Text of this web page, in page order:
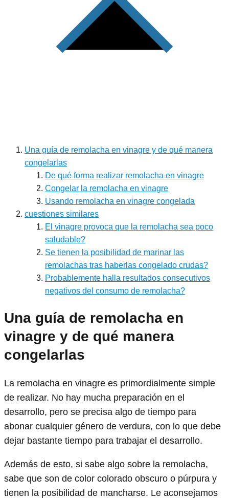
Una guía de remolacha en vinagre y de qué manera
congelarlas
De qué forma realizar remolacha en vinagre
Congelar la remolacha en vinagre
Usando remolacha en vinagre congelada
cuestiones similares
El vinagre provoca que la remolacha sea poco
saludable?
Se tienen la posibilidad de marinar las
remolachas tras haberlas congelado crudas?
Probablemente halla resultados consecutivos
negativos del consumo de remolacha?
Una guía de remolacha en
vinagre y de qué manera
congelarlas
La remolacha en vinagre es primordialmente simple
de realizar. No hay mucha preparación en el
desarrollo, pero se precisa algo de tiempo para
abonar cualquier género de verdura, con lo que debe
dejar bastante tiempo para trabajar el desarrollo.
Además de esto, si sabe algo sobre la remolacha,
sabe que son de color colorado obscuro o púrpura y
tienen la posibilidad de mancharse. Le aconsejamos